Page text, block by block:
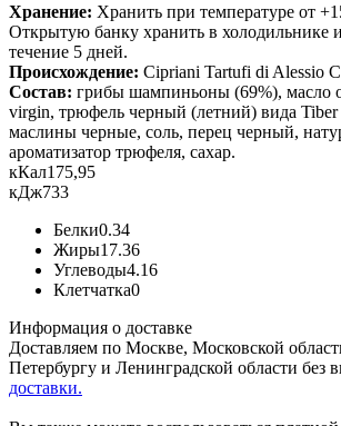
Хранение: Хранить при температуре от
Открытую банку хранить в холодильнике
течение 5 дней.
Происхождение: Cipriani Tartufi di Alessio
Состав: грибы шампиньоны (69%), масло
virgin, трюфель черный (летний) вида Tiber
маслины черные, соль, перец черный,
ароматизатор трюфеля, сахар.
кКал175,95
кДж733
Белки0.34
Жиры17.36
Углеводы4.16
Клетчатка0
Информация о доставке
Доставляем по Москве, Московской
Петербургу и Ленинградской области без
доставки.